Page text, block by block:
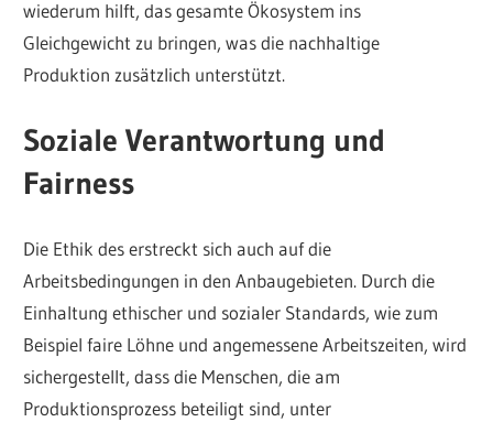
wiederum hilft, das gesamte Ökosystem ins
Gleichgewicht zu bringen, was die nachhaltige
Produktion zusätzlich unterstützt.
Soziale Verantwortung und
Fairness
Die Ethik des erstreckt sich auch auf die
Arbeitsbedingungen in den Anbaugebieten. Durch die
Einhaltung ethischer und sozialer Standards, wie zum
Beispiel faire Löhne und angemessene Arbeitszeiten, wird
sichergestellt, dass die Menschen, die am
Produktionsprozess beteiligt sind, unter